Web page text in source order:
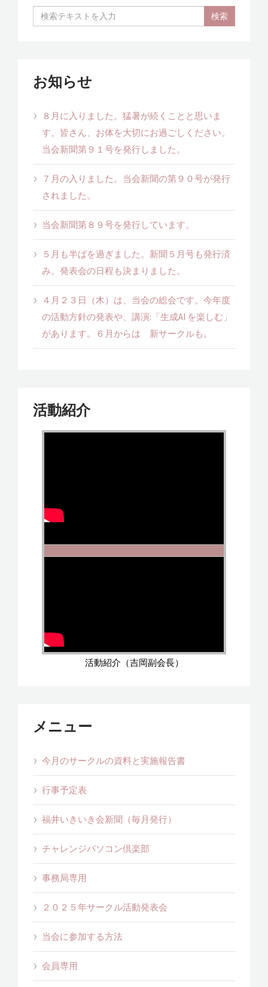
お知らせ
８月に入りました。猛暑が続くことと思いま
す。皆さん、お体を大切にお過ごしください。
当会新聞第９１号を発行しました。
７月の入りました。当会新聞の第９０号が発行
されました。
当会新聞第８９号を発行しています。
５月も半ばを過ぎました。新聞５月号も発行済
み。発表会の日程も決まりました。
４月２３日（木）は、当会の総会です。今年度
の活動方針の発表や、講演:「生成AI を楽しむ」
があります。６月からは 新サークルも。
活動紹介
活動紹介（吉岡副会長）
メニュー
今月のサークルの資料と実施報告書
行事予定表
福井いきいき会新聞（毎月発行）
チャレンジパソコン倶楽部
事務局専用
２０２５年サークル活動発表会
当会に参加する方法
会員専用